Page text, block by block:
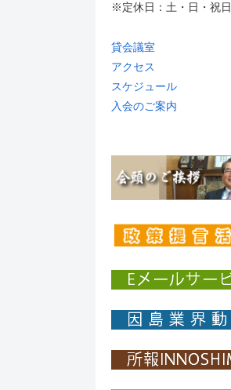
※定休日：土・日・祝日
貸会議室
アクセス
スケジュール
入会のご案内